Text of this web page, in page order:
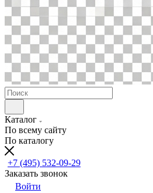
Каталог
По всему сайту
По каталогу
+7 (495) 532-09-29
Заказать звонок
Войти